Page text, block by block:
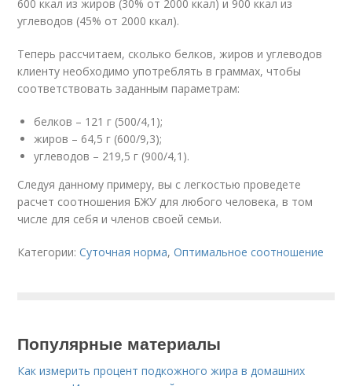
600 ккал из жиров (30% от 2000 ккал) и 900 ккал из
углеводов (45% от 2000 ккал).
Теперь рассчитаем, сколько белков, жиров и углеводов
клиенту необходимо употреблять в граммах, чтобы
соответствовать заданным параметрам:
белков – 121 г (500/4,1);
жиров – 64,5 г (600/9,3);
углеводов – 219,5 г (900/4,1).
Следуя данному примеру, вы с легкостью проведете
расчет соотношения БЖУ для любого человека, в том
числе для себя и членов своей семьи.
Категории:Суточная норма,Оптимальное соотношение
Популярные материалы
Как измерить процент подкожного жира в домашних